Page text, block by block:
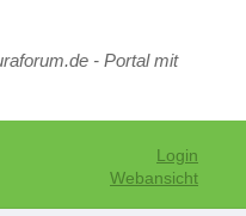
- Portal mit
Login
Webansicht